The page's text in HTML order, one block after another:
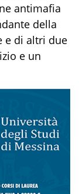
antimafia
della
e di altri due
e un